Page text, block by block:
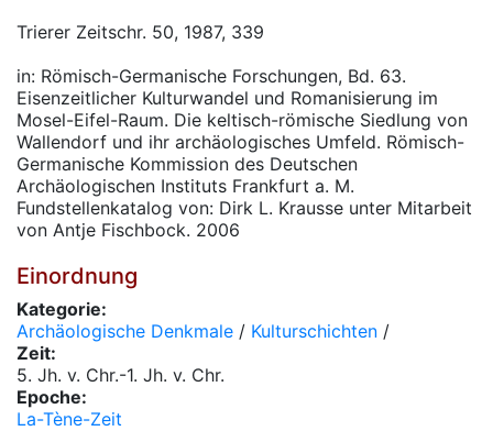
Trierer Zeitschr. 50, 1987, 339
in: Römisch-Germanische Forschungen, Bd. 63.
Eisenzeitlicher Kulturwandel und Romanisierung im
Mosel-Eifel-Raum. Die keltisch-römische Siedlung von
Wallendorf und ihr archäologisches Umfeld. Römisch-
Germanische Kommission des Deutschen
Archäologischen Instituts Frankfurt a. M.
Fundstellenkatalog von: Dirk L. Krausse unter Mitarbeit
von Antje Fischbock. 2006
Einordnung
Kategorie:
Archäologische Denkmale / Kulturschichten /
Zeit:
5. Jh. v. Chr.-1. Jh. v. Chr.
Epoche:
La-Tène-Zeit